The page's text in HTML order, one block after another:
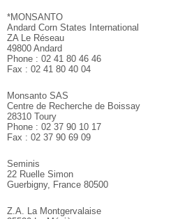
*MONSANTO
Andard Corn States International
ZA Le Réseau
49800 Andard
Phone : 02 41 80 46 46
Fax : 02 41 80 40 04
Monsanto SAS
Centre de Recherche de Boissay
28310 Toury
Phone : 02 37 90 10 17
Fax : 02 37 90 69 09
Seminis
22 Ruelle Simon
Guerbigny, France 80500
Z.A. La Montgervalaise